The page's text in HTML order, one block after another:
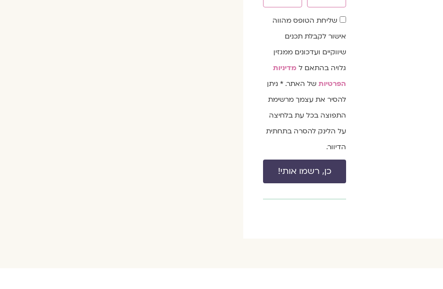
שדהשליחת הטופס מהווה
אישור לקבלת תכנים
שיווקיים ועדכונים ממגזין
גלויה בהתאם למדיניות
הפרטיותשל האתר. * ניתן
להסיר את עצמך מרשימת
התפוצה בכל עת בלחיצה
על הלינק להסרה בתחתית
הדיוור.
כן, רשמו אותי!